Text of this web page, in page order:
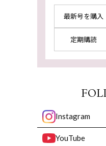
最新号を購入
定期購読
Instagram
YouTube